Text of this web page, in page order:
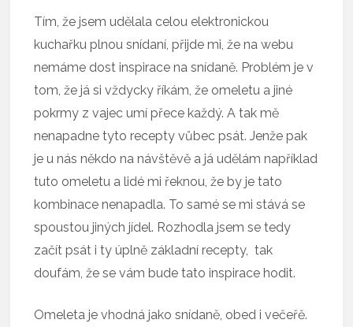
Tím, že jsem udělala celou elektronickou
kuchařku plnou snídaní, přijde mi, že na webu
nemáme dost inspirace na snídaně. Problém je v
tom, že já si vždycky říkám, že omeletu a jiné
pokrmy z vajec umí přece každý. A tak mě
nenapadne tyto recepty vůbec psát. Jenže pak
je u nás někdo na návštěvě a já udělám například
tuto omeletu a lidé mi řeknou, že by je tato
kombinace nenapadla. To samé se mi stává se
spoustou jiných jídel. Rozhodla jsem se tedy
začít psát i ty úplně základní recepty, tak
doufám, že se vám bude tato inspirace hodit.
Omeleta je vhodná jako snídaně, obed i večeřě.